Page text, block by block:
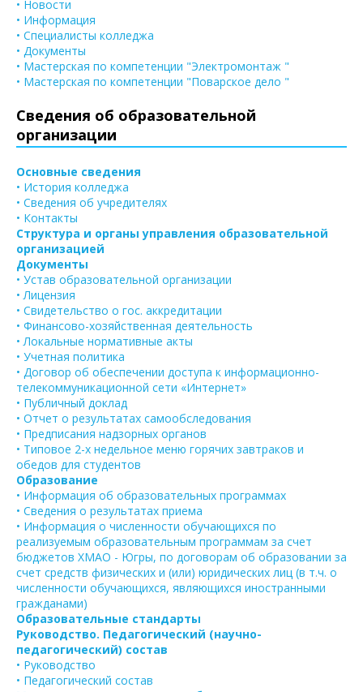
• Новости
• Информация
• Специалисты колледжа
• Документы
• Мастерская по компетенции "Электромонтаж "
• Мастерская по компетенции "Поварское дело "
Сведения об образовательной
организации
Основные сведения
• История колледжа
• Сведения об учредителях
• Контакты
Структура и органы управления образовательной
организацией
Документы
• Устав образовательной организации
• Лицензия
• Свидетельство о гос. аккредитации
• Финансово-хозяйственная деятельность
• Локальные нормативные акты
• Учетная политика
• Договор об обеспечении доступа к информационно-
телекоммуникационной сети «Интернет»
• Публичный доклад
• Отчет о результатах самообследования
• Предписания надзорных органов
• Типовое 2-х недельное меню горячих завтраков и
обедов для студентов
Образование
• Информация об образовательных программах
• Сведения о результатах приема
• Информация о численности обучающихся по
реализуемым образовательным программам за счет
бюджетов ХМАО - Югры, по договорам об образовании за
счет средств физических и (или) юридических лиц (в т.ч. о
численности обучающихся, являющихся иностранными
гражданами)
Образовательные стандарты
Руководство. Педагогический (научно-
педагогический) состав
• Руководство
• Педагогический состав